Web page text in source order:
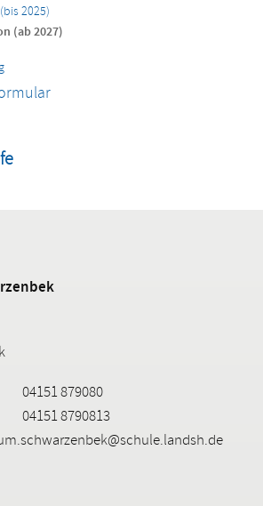
2025)
(ab 2027)
04151 879080
04151 8790813